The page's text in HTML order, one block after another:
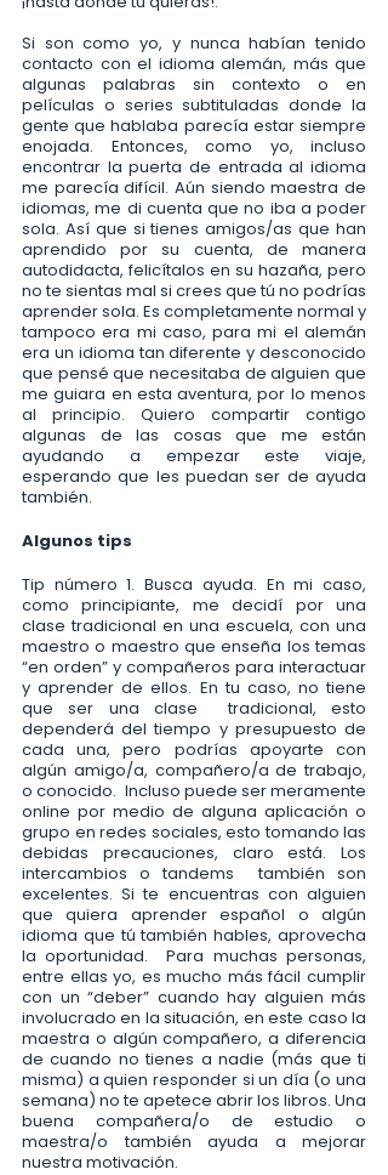
Si son como yo, y nunca habían tenido
contacto con el idioma alemán, más que
algunas palabras sin contexto o en
películas o series subtituladas donde la
gente que hablaba parecía estar siempre
enojada. Entonces, como yo, incluso
encontrar la puerta de entrada al idioma
me parecía difícil. Aún siendo maestra de
idiomas, me di cuenta que no iba a poder
sola. Así que si tienes amigos/as que han
aprendido por su cuenta, de manera
autodidacta, felicítalos en su hazaña, pero
no te sientas mal si crees que tú no podrías
aprender sola. Es completamente normal y
tampoco era mi caso, para mi el alemán
era un idioma tan diferente y desconocido
que pensé que necesitaba de alguien que
me guiara en esta aventura, por lo menos
al principio. Quiero compartir contigo
algunas de las cosas que me están
ayudando a empezar este viaje,
esperando que les puedan ser de ayuda
también.
Algunos tips
Tip número 1. Busca ayuda. En mi caso,
como principiante, me decidí por una
clase tradicional en una escuela, con una
maestro o maestro que enseña los temas
“en orden” y compañeros para interactuar
y aprender de ellos. En tu caso, no tiene
que ser una clase  tradicional, esto
dependerá del tiempo y presupuesto de
cada una, pero podrías apoyarte con
algún amigo/a, compañero/a de trabajo,
o conocido.  Incluso puede ser meramente
online por medio de alguna aplicación o
grupo en redes sociales, esto tomando las
debidas precauciones, claro está. Los
intercambios o tandems  también son
excelentes. Si te encuentras con alguien
que quiera aprender español o algún
idioma que tú también hables, aprovecha
la oportunidad.  Para muchas personas,
entre ellas yo, es mucho más fácil cumplir
con un “deber” cuando hay alguien más
involucrado en la situación, en este caso la
maestra o algún compañero, a diferencia
de cuando no tienes a nadie (más que ti
misma) a quien responder si un día (o una
semana) no te apetece abrir los libros. Una
buena compañera/o de estudio o
maestra/o también ayuda a mejorar
nuestra motivación.